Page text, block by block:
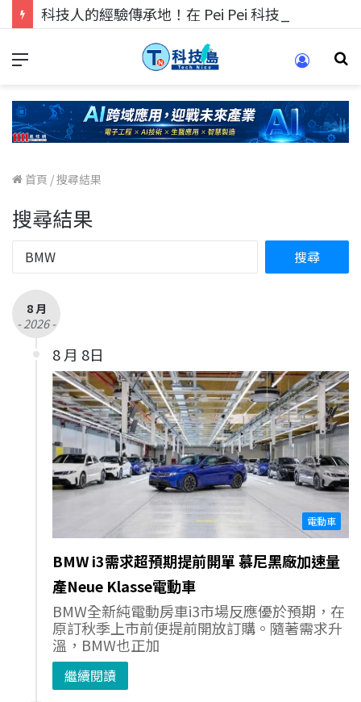
首頁 /搜尋結果
搜尋結果
8 月
- 2026 -
8 月 8日
電動車
BMW i3需求超預期提前開單 慕尼黑廠加速量
產Neue Klasse電動車
BMW全新純電動房車i3市場反應優於預期，在
原訂秋季上市前便提前開放訂購。隨著需求升
溫，BMW也正加
繼續閱讀